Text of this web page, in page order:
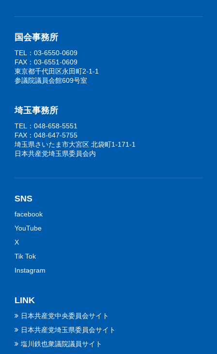
国会事務所
TEL：03-6550-0609
FAX：03-6551-0609
東京都千代田区永田町2-1-1
参議院議員会館609号室
埼玉事務所
TEL：048-658-5551
FAX：048-647-5755
埼玉県さいたま市大宮区 北袋町1-171-1
日本共産党埼玉県委員会内
SNS
facebook
YouTube
X
Tik Tok
Instagram
LINK
日本共産党中央委員会サイト
日本共産党埼玉県委員会サイト
塩川鉄也衆議院議員サイト